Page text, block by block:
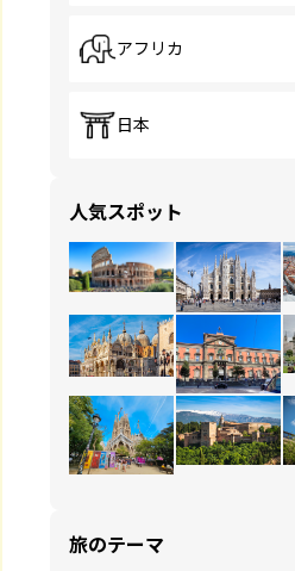
アフリカ
日本
人気スポット
旅のテーマ